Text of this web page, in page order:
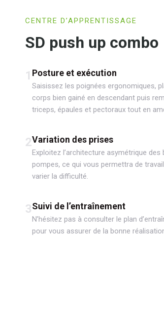
CENTRE D’APPRENTISSAGE
SD push up combo
1 Posture et exécution
Saisissez les poignées ergonomiques,
corps bien gainé en descendant puis
triceps, épaules et pectoraux tout en
2Variation des prises
Exploitez l’architecture asymétrique
pompes, ce qui vous permettra de
varier la difficulté.
3Suivi de l’entraînement
N’hésitez pas à consulter le plan
pour vous assurer de la bonne